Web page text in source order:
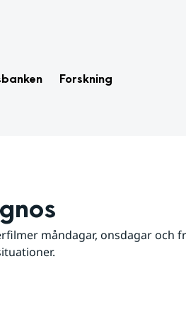
Forskning
måndagar, onsdagar och